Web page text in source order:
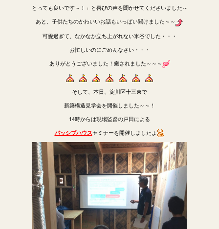
とっても良いです～！」と喜びの声を聞かせてくださいました～
あと、子供たちのかわいいお話もいっぱい聞けました～～
可愛過ぎて、なかなか立ち上がれない米谷でした・・・
お忙しいのにごめんなさい・・・
ありがとうございました！癒されました～～～
そして、本日、淀川区十三東で
新築構造見学会を開催しました～～！
14時からは現場監督の戸田による
パッシブハウスセミナーを開催しましたよ